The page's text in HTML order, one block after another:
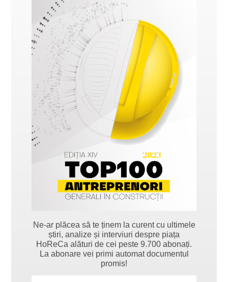
Ne-ar plăcea să te ținem la curent cu ultimele
știri, analize și interviuri despre piața
HoReCa alături de cei peste 9.700 abonați.
La abonare vei primi automat documentul
promis!